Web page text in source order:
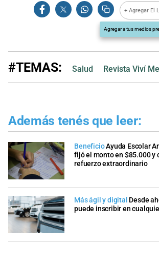
+ Agregar El
Agregar a tus medios
#TEMAS: Salud Revista Viví
Además tenés que leer:
BeneficioAyuda Escolar
fijó el monto en $85.000 y
refuerzo extraordinario
Más ágil y digital Desde
puede inscribir en